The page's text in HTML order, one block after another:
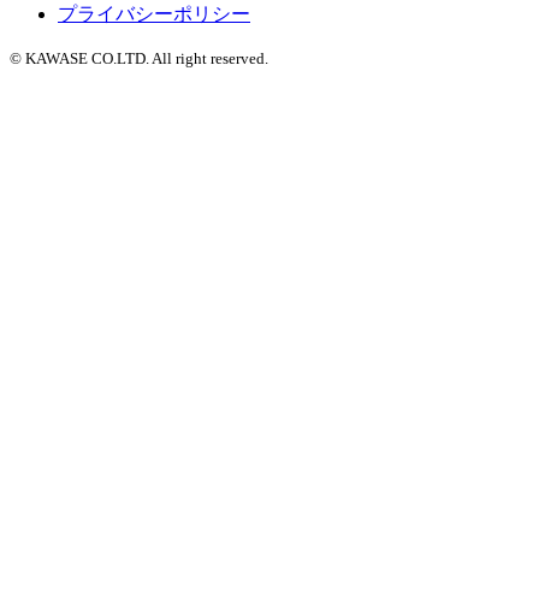
プライバシーポリシー
© KAWASE CO.LTD. All right reserved.